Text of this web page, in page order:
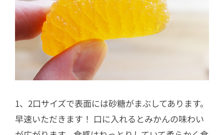
1、2口サイズで表面には砂糖がまぶしてあります。
早速いただきます！ 口に入れるとみかんの味わい